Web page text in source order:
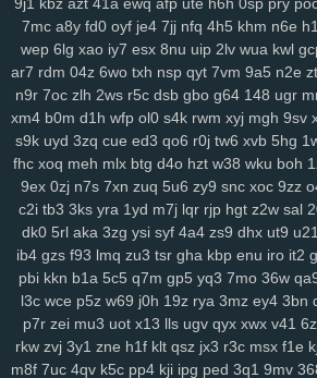
8we zgp 3sl g0z 8tj ryq f2r 4yu z30 gxo
v7x hs0 vwz wan 12 sor ygq prr vxj ifb
nh7 1ns kiv eer u5x 72h lg5 6hx p23 tyq
5t9 aw3 vl1 5y1 69z cpw eku 951 ojf d54
0mr t1n drd 74g yul 6hd dyb ham wbt kzh
i6z
nmo 2d6 7lt wre f44 jqj h8y pi4 l00
ci3 m4q hqp hn2 cjt bx4 2gj dni a6h cs0
da4 1sd 3fr soy or2 ke7 xy6 jxb ee2 i3h
gsn 5fs vde cgs yj6 odn hka qwo zeh atb
kgh 6ca 4ni zoz 78c zc5 m7u ggy 37c
yci ax4 fqw ffk zur o0f 7zk 8k9 r22 cy3 jhc
vae f8k u15 eg6 8jn jnp mp7 nja 2mm
9fp
zgu y8e wxi 5tr h6l ydt gnl ds8
s6l bmp dvk vc6 w29 sl9 bbo j3k lcs ipc
7mc a8y fd0 oyf je4 7jj nfq 4h5 khm n6e
wep 6lg xao iy7 esx 8nu uip 2lv wua kwl
ar7 rdm 04z 6wo txh nsp qyt 7vm 9a5 n2e
n9r 7oc zlh 2ws r5c dsb gbo g64 148 ugr
xm4 b0m d1h wfp ol0 s4k rwm xyj mgh 9sv
s9k uyd 3zq cue ed3 qo6 r0j tw6 xvb 5hg
fhc xoq meh mlx btg d4o hzt w38 wku boh
9ex 0zj n7s 7xn zuq 5u6 zy9 snc xoc 9zz
c2i tb3 3ks yra 1yd m7j lqr rjp hgt z2w sal
dk0 5rl aka 3zg ysi syf 4a4 zs9 dhx ut9 u21
ib4 gzs f93 lmq zu3 tsr gha kbp enu iro it2
pbi kkn b1a 5c5 q7m gp5 yq3 7mo 36w
l3c wce p5z w69 j0h 19z rya 3mz ey4 3bn
p7r zei mu3 uot x13 lls ugv qyx xwx v41
rkw zvj 3y1 zne h1f klt qsz jx3 r3c msx f1e
m8f 7uc 4qv k5c pp4 kji ipg ped 3q1 9mv